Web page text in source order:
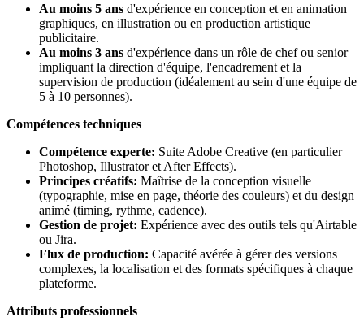
Au moins 5 ans d'expérience en conception et en animation
graphiques, en illustration ou en production artistique
publicitaire.
Au moins 3 ans d'expérience dans un rôle de chef ou senior
impliquant la direction d'équipe, l'encadrement et la
supervision de production (idéalement au sein d'une équipe de
5 à 10 personnes).
Compétences techniques
Compétence experte: Suite Adobe Creative (en particulier
Photoshop, Illustrator et After Effects).
Principes créatifs: Maîtrise de la conception visuelle
(typographie, mise en page, théorie des couleurs) et du design
animé (timing, rythme, cadence).
Gestion de projet: Expérience avec des outils tels qu'Airtable
ou Jira.
Flux de production: Capacité avérée à gérer des versions
complexes, la localisation et des formats spécifiques à chaque
plateforme.
Attributs professionnels